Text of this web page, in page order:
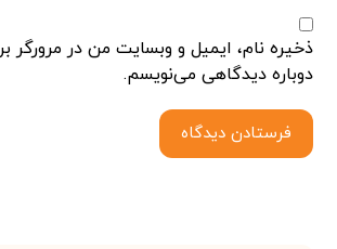
ذخیره نام، ایمیل و وبسایت من در مرورگر
دوباره دیدگاهی می‌نویسم.
فرستادن دیدگاه